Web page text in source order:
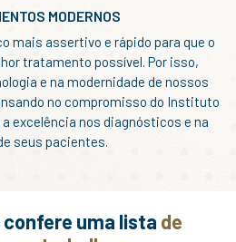
MODERNOS
mais assertivo e rápido para que o
tratamento possível. Por isso,
e na modernidade de nossos
no compromisso do Instituto
a excelência nos diagnósticos e na
seus pacientes.
confere uma lista de